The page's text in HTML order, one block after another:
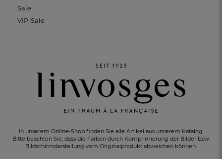
KOSTENLOSER RÜCKVERSANDinnerhalb von 30 Tagen
In unserem Online-Shop finden Sie alle Artikel aus unserem Katalog.
Bitte beachten Sie, dass die Farben durch Komprimierung der Bilder bzw.
Bildschirmdarstellung vom Originalprodukt abweichen können.
Sale
VIP-Sale